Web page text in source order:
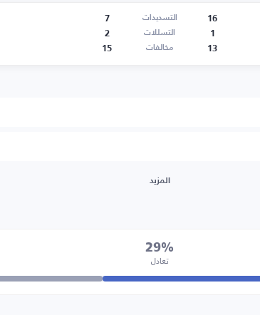
16 التسديدات
7
1
التسللات
2
13
مخالفات 15
المزيد
29%
تعادل